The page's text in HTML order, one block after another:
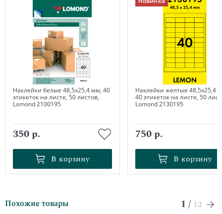
Наклейки белые 48,5х25,4 мм, 40
этикеток на листе, 50 листов,
Lomond 2100195
350 р.
В корзину
В корзину
Наклейки желтые 48,5х25,4
40 этикеток на листе, 50
Lomond 2130195
750 р.
В корзину
В корзину
Похожие товары 1 / 12